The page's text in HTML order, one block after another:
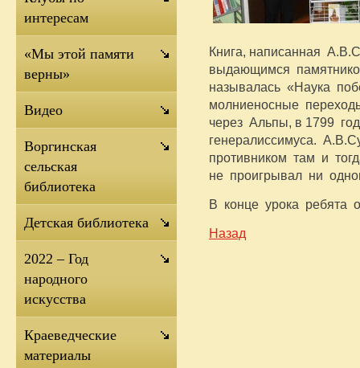
Книга, написанная
выдающимся
называлась «Наука
молниеносные
через Альпы, в 1799
генералиссимуса.
противником там и
не проигрывал ни
В конце урока ребята
Назад
интересам
«Мы этой памяти
верны»
Видео
Воргинская
сельская
библиотека
Детская библиотека
2022 – Год
народного
искусства
Краеведческие
материалы